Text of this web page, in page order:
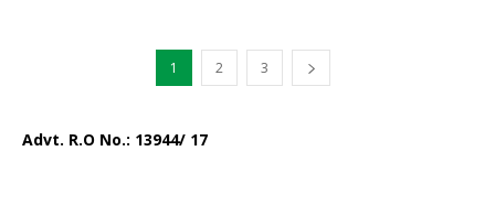
1 2 3
Advt. R.O No.: 13944/ 17